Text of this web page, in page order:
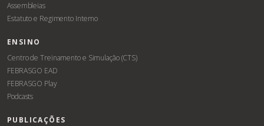
Assembleias
Estatuto e Regimento Interno
ENSINO
Centro de Treinamento e Simulação (CTS)
FEBRASGO EAD
FEBRASGO Play
Podcasts
PUBLICAÇÕES